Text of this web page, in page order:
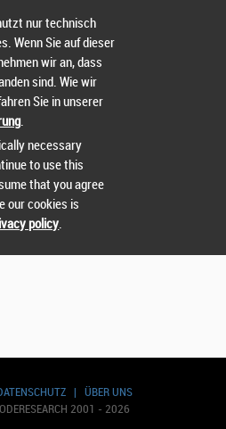
| ÜBER UNS
2001 - 2026
vergessen?
Kontaktieren Sie uns
nur technisch
Wenn Sie auf dieser
wir an, dass
sind. Wie wir
Sie in unserer
.
necessary
to use this
that you agree
our cookies is
policy.